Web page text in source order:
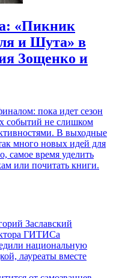
«Пикник
и Шута» в
Зощенко и
пока идет сезон
событий не слишком
В выходные
много новых идей для
самое время уделить
или почитать книги.
Заславский
ГИТИСа
национальную
лауреаты вместе